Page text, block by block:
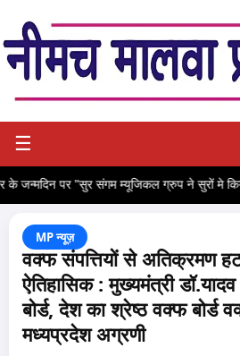
☰
के जन्मदिन पर "सुर संगम म्यूजिकल ग्रुप ने सुरों मे
MP न्यूज़
वक्फ संपत्तियों से अतिक्रमण
ऐतिहासिक : मुख्यमंत्री
बोर्ड, देश का श्रेष्ठ वक्फ बोर्ड
मध्यप्रदेश अग्रणी